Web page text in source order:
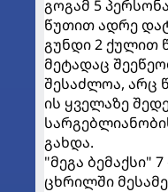
გოგამ 5
წუთით ადრე
გუნდი 2 ქულით
მეტადაც
შესაძლოა, არც
ის ყველაზე
გახდა.
"მეგა ბემაქსი"
ცხრილში